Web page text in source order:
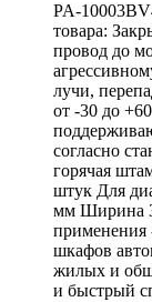
PA-
товара:
провод до
лучи,
от -30 до
согласно
горячая
штук Для
мм Ширина
применения
шкафов
жилых и
и быстрый